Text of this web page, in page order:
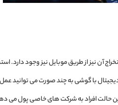
آن نیز از طریق موبایل نیز وجود دارد.
با گوشی به چند صورت می ‌توانید
حالت افراد به شرکت‌ های خاصی پول می‌